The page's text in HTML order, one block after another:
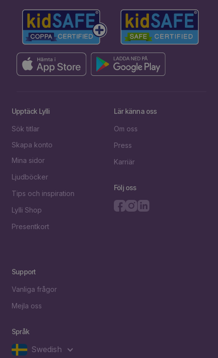
Upptäck Lylli
Sök titlar
Skapa konto
Mina sidor
Ljudböcker
Tips och inspiration
Lylli Shop
Presentkort
Lär känna oss
Om oss
Press
Karriär
Följ oss
Support
Vanliga frågor
Mejla oss
Språk
Swedish